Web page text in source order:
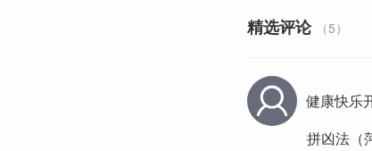
精选评论 （5）
健康快乐
拼凶法（